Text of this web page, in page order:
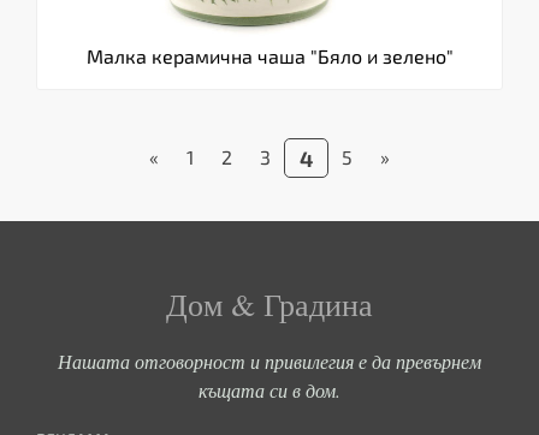
Малка керамична чаша "Бяло и зелено"
« 1 2 3 4 5 »
Дом & Градина
Нашата отговорност и привилегия е да превърнем
къщата си в дом.